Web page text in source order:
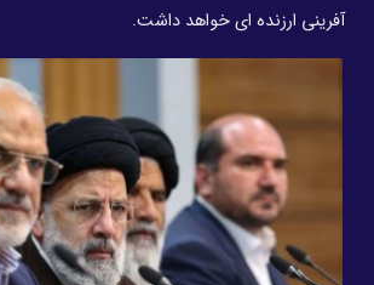
آفرینی ارزنده ای خواهد داشت.